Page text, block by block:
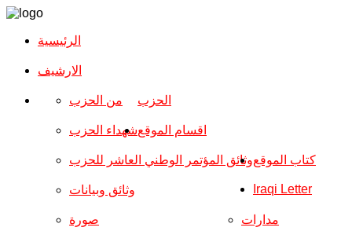
الرئيسية
الارشیف
الحزب من الحزب
شهداء الحزب
وثائق المؤتمر الوطني العاشر للحزب
وثائق وبيانات
اقسام الموقع
صورة مدارات
كتاب الموقع
Iraqi Letter